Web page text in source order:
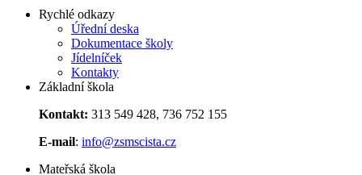
Rychlé odkazy
Úřední deska
Dokumentace školy
Jídelníček
Kontakty
Základní škola
Kontakt: 313 549 428, 736 752 155
E-mail: info@zsmscista.cz
Mateřská škola